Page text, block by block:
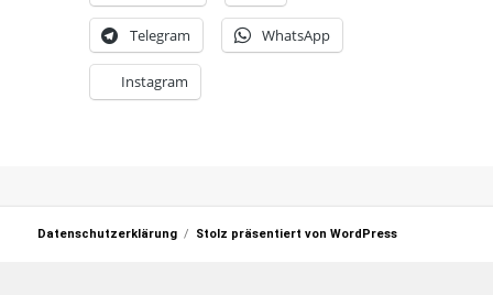
Telegram WhatsApp
Instagram
Datenschutzerklärung Stolz präsentiert von WordPress